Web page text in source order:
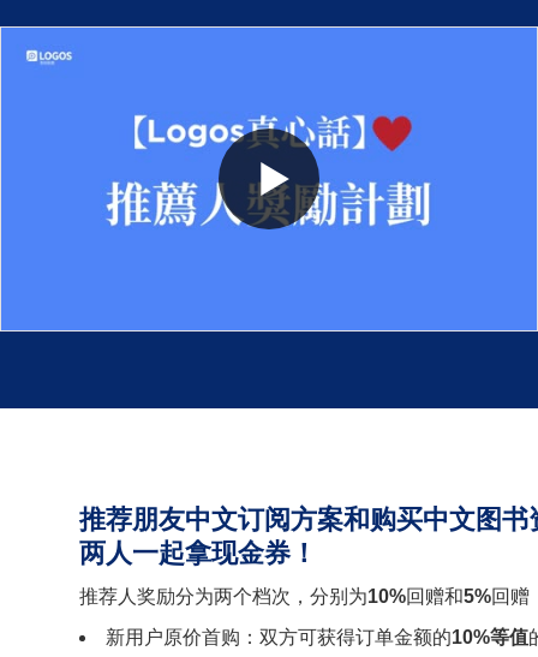
推荐朋友中文订阅方案和购买中文图书
两人一起拿现金券！
推荐人奖励分为两个档次，分别为10%回赠和5%回赠
新用户原价首购：双方可获得订单金额的10%等值